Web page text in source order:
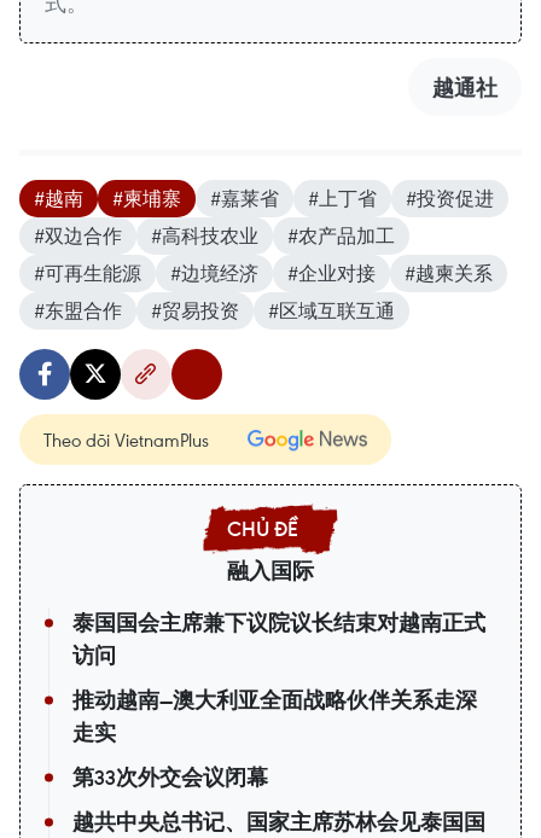
越通社
#越南 #柬埔寨 #嘉莱省 #上丁省
#投资促进
#双边合作
#高科技农业
#农产品加工
#可再生能源
#边境经济 #企业对接
#越柬关系
#东盟合作
#贸易投资 #区域互联互通
Theo dõi VietnamPlus
融入国际
泰国国会主席兼下议院议长结束对越南正式
访问
推动越南—澳大利亚全面战略伙伴关系走深
走实
第33次外交会议闭幕
越共中央总书记、国家主席苏林会见泰国国